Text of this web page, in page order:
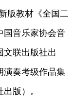
版教材《全国二
国音乐家协会音
文联出版社出
演奏考级作品集
版）。